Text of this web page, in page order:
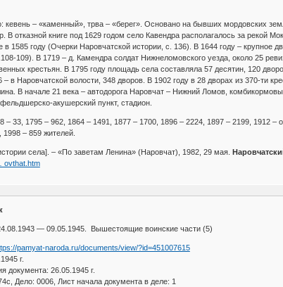
кевень – «каменный», трва – «берег». Основано на бывших мордовских
отказной книге под 1629 годом село Кавендра располагалось за рекой
1585 году (Очерки Наровчатской истории, с. 136). В 1644 году – крупное
109). В 1719 – д. Камендра солдат Нижнеломовского уезда, около 25
крестьян. В 1795 году площадь села составляла 57 десятин, 120
в Наровчатской волости, 348 дворов. В 1902 году в 28 дворах из 370-ти
В начале 21 века – автодорога Наровчат – Нижний Ломов,
акушерский пункт, стадион.
– 33, 1795 – 962, 1864 – 1491, 1877 – 1700, 1896 – 2224, 1897 – 2199, 1912
– 859 жителей.
села]. – «По заветам Ленина» (Наровчат), 1982, 29 мая.
ovthat.htm
— 09.05.1945. Вышестоящие воинские части (5)
pamyat-naroda.ru/documents/view/?id=451007615
г.
документа: 26.05.1945 г.
Дело: 0006, Лист начала документа в деле: 1